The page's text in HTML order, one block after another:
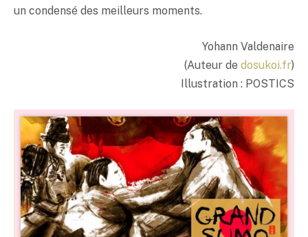
un condensé des meilleurs moments.
Yohann Valdenaire
(Auteur de dosukoi.fr)
Illustration : POSTICS